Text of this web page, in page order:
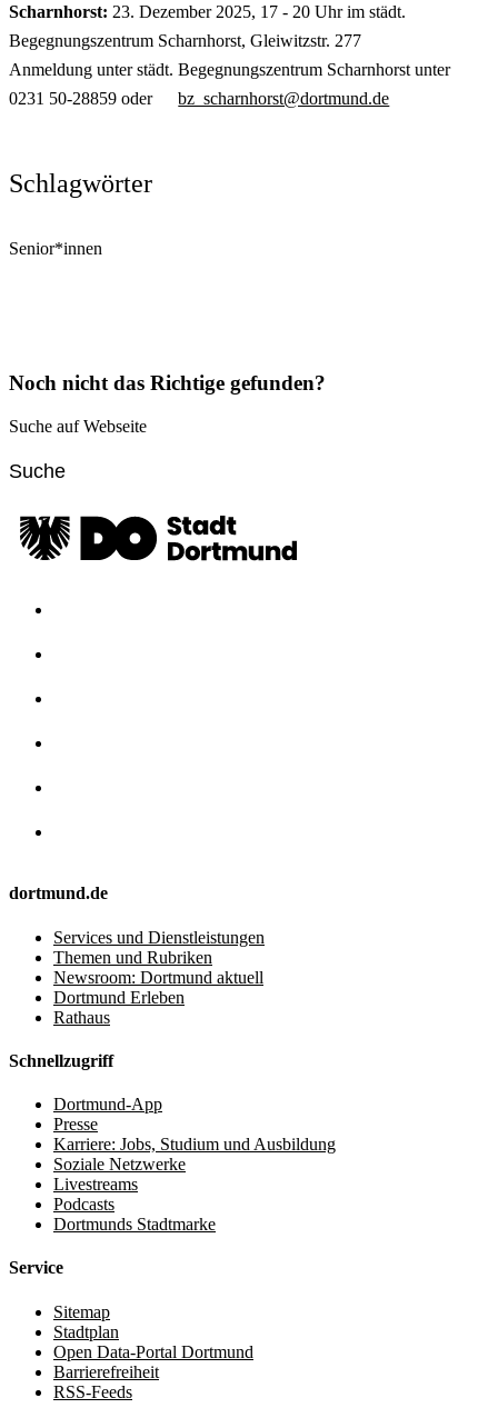
Scharnhorst: 23. Dezember 2025, 17 - 20 Uhr im städt.
Begegnungszentrum Scharnhorst, Gleiwitzstr. 277
Anmeldung unter städt. Begegnungszentrum Scharnhorst unter
0231 50-28859 oder
bz_scharnhorst@dortmund.de
Schlagwörter
Senior*innen
Noch nicht das Richtige gefunden?
Suche auf Webseite
dortmund.de
Services und Dienstleistungen
Themen und Rubriken
Newsroom: Dortmund aktuell
Dortmund Erleben
Rathaus
Schnellzugriff
Dortmund-App
Presse
Karriere: Jobs, Studium und Ausbildung
Soziale Netzwerke
Livestreams
Podcasts
Dortmunds Stadtmarke
Service
Sitemap
Stadtplan
Open Data-Portal Dortmund
Barrierefreiheit
RSS-Feeds